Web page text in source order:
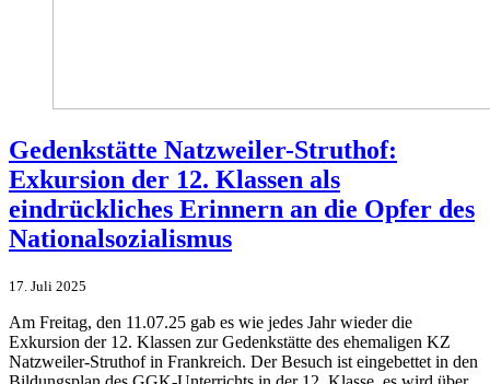
Gedenkstätte Natzweiler-Struthof:
Exkursion der 12. Klassen als
eindrückliches Erinnern an die Opfer des
Nationalsozialismus
17. Juli 2025
Am Freitag, den 11.07.25 gab es wie jedes Jahr wieder die
Exkursion der 12. Klassen zur Gedenkstätte des ehemaligen KZ
Natzweiler-Struthof in Frankreich. Der Besuch ist eingebettet in den